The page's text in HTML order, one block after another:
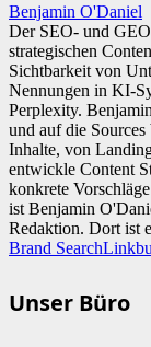
Benjamin O'Daniel
Der SEO- und
strategischen
Sichtbarkeit von
Nennungen in KI-
Perplexity.
und auf die
Inhalte, von
entwickle Content
konkrete
ist Benjamin
Redaktion. Dort ist
Brand Search
Unser Büro